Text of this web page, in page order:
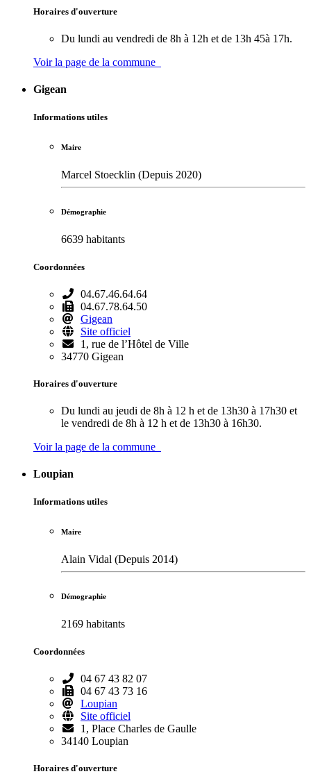
Horaires d'ouverture
Du lundi au vendredi de 8h à 12h et de 13h 45à 17h.
Voir la page de la commune
Gigean
Informations utiles
Maire
Marcel Stoecklin (Depuis 2020)
Démographie
6639 habitants
Coordonnées
04.67.46.64.64
04.67.78.64.50
Gigean
Site officiel
1, rue de l’Hôtel de Ville
34770 Gigean
Horaires d'ouverture
Du lundi au jeudi de 8h à 12 h et de 13h30 à 17h30 et
le vendredi de 8h à 12 h et de 13h30 à 16h30.
Voir la page de la commune
Loupian
Informations utiles
Maire
Alain Vidal (Depuis 2014)
Démographie
2169 habitants
Coordonnées
04 67 43 82 07
04 67 43 73 16
Loupian
Site officiel
1, Place Charles de Gaulle
34140 Loupian
Horaires d'ouverture